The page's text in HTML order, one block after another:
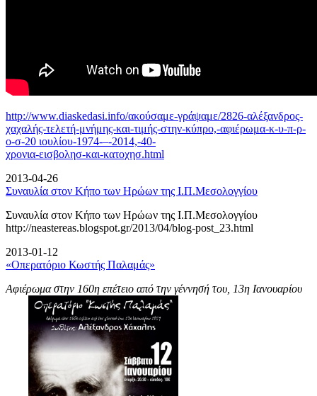
http://www.diaskedasi.info/ακούσαμε-γράψαμε/2826-αλέξανδρος-
χαχαλής-τελετή-μνήμης-και-τιμής-στην-κύπρο,-αφιέρωμα-κ-υ-π-ρ-
ο-σ-20 ιουλίου-1974-–-2014,-40-
χρονια-εισβολησ-και-κατοχησ.html
2013-04-26
Συναυλία στον Κήπο των Ηρώων της Ι.Π.Μεσολογγίου
Συναυλία στον Κήπο των Ηρώων της Ι.Π.Μεσολογγίου
http://neastereas.blogspot.gr/2013/04/blog-post_23.html
2013-01-12
«Οπερατόριο Κωστής Παλαμάς»
Αφιέρωμα στην 160η επέτειο από την γέννησή του, 13η Ιανουαρίου